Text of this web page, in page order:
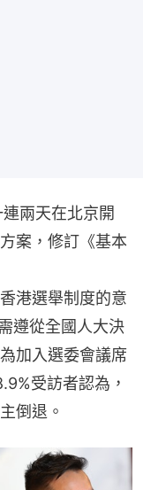
兩天在北京開
案，修訂《基本
港選舉制度的意
遵從全國人大決
加入選委會議席
受訪者認為，
倒退。